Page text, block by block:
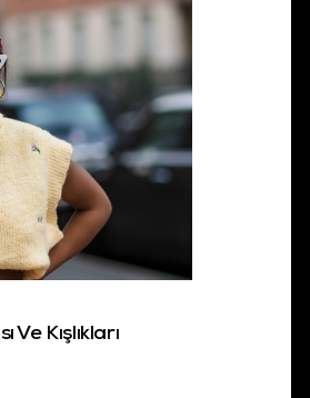
Kışlıkları